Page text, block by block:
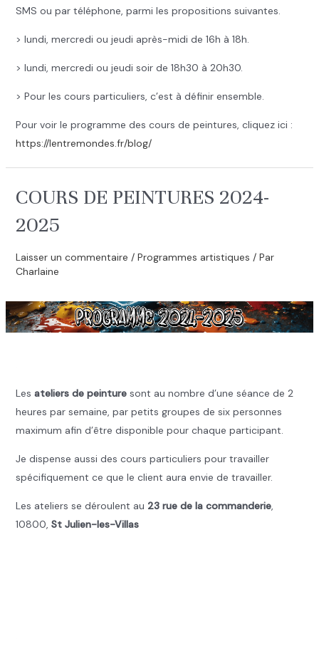
SMS ou par téléphone, parmi les propositions suivantes.
> lundi, mercredi ou jeudi après-midi de 16h à 18h.
> lundi, mercredi ou jeudi soir de 18h30 à 20h30.
> Pour les cours particuliers, c’est à définir ensemble.
Pour voir le programme des cours de peintures, cliquez ici :
https://lentremondes.fr/blog/
COURS DE PEINTURES 2024-
2025
Laisser un commentaire / Programmes artistiques / Par
Charlaine
Les ateliers de peinturesont au nombre d’une séance de 2
heures par semaine, par petits groupes de six personnes
maximum afin d’être disponible pour chaque participant.
Je dispense aussi des cours particuliers pour travailler
spécifiquement ce que le client aura envie de travailler.
Les ateliers se déroulent au 23 rue de la commanderie,
10800, St Julien-les-Villas